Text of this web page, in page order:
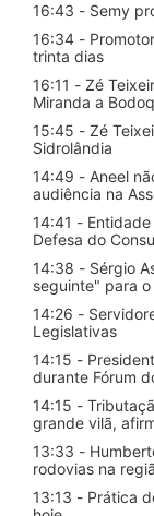
16:43 - Semy
16:34 -
trinta dias
16:11 - Zé
Miranda a
15:45 - Zé
Sidrolândia
14:49 - Aneel
audiência na
14:41 -
Defesa do
14:38 - Sérgio
seguinte" para
14:26 -
Legislativas
14:15 -
durante Fórum
14:15 -
grande vilã,
13:33 -
rodovias na
13:13 - Prática